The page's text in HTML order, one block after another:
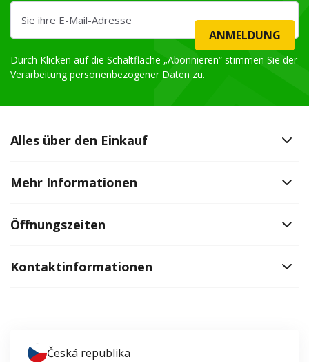
ANMELDUNG
Durch Klicken auf die Schaltfläche „Abonnieren“ stimmen Sie der
Verarbeitung personenbezogener Daten zu.
Alles über den Einkauf
Mehr Informationen
Öffnungszeiten
Kontaktinformationen
Česká republika